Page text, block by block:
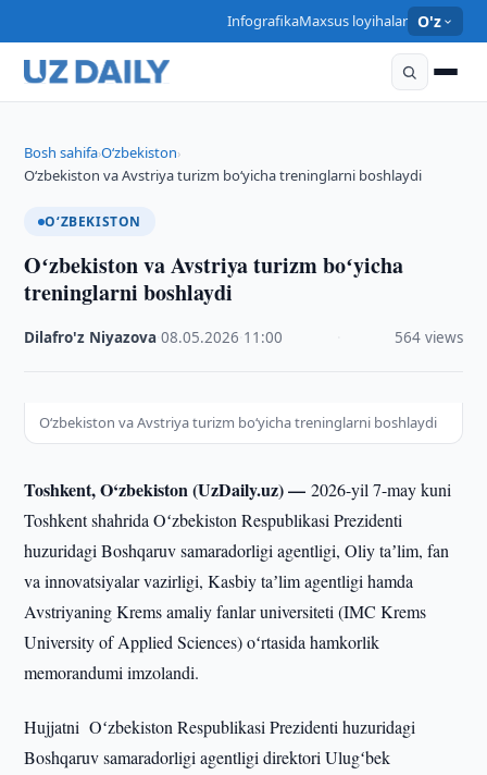
InfografikaMaxsus loyihalar O'z
Bosh sahifa›O‘zbekiston›
Oʻzbekiston va Avstriya turizm boʻyicha treninglarni boshlaydi
O‘ZBEKISTON
Oʻzbekiston va Avstriya turizm boʻyicha
treninglarni boshlaydi
Dilafro'z Niyazova ·08.05.2026 11:00 564 views
Oʻzbekiston va Avstriya turizm boʻyicha treninglarni boshlaydi
Toshkent, O‘zbekiston (UzDaily.uz) —2026-yil 7-may kuni
Toshkent shahrida Oʻzbekiston Respublikasi Prezidenti
huzuridagi Boshqaruv samaradorligi agentligi, Oliy taʼlim, fan
va innovatsiyalar vazirligi, Kasbiy taʼlim agentligi hamda
Avstriyaning Krems amaliy fanlar universiteti (IMC Krems
University of Applied Sciences) oʻrtasida hamkorlik
memorandumi imzolandi.
Hujjatni Oʻzbekiston Respublikasi Prezidenti huzuridagi
Boshqaruv samaradorligi agentligi direktori Ulugʻbek